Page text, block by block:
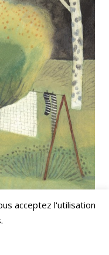
acceptez l'utilisation